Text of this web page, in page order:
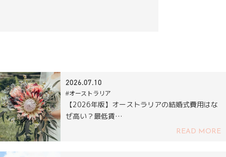
2026.07.10
#オーストラリア
【2026年版】オーストラリアの結婚式費用はな
ぜ高い？最低賃…
READ MORE